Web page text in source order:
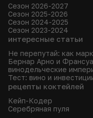
Сезон 2026-2027
Сезон 2025-2026
Сезон 2024-2025
Сезон 2023-2024
интересные статьи
Не перепутай: как
Бернар Арно и
винодельческие
Тест: вино и
рецепты коктейлей
Кейп-Кодер
Серебряная пуля